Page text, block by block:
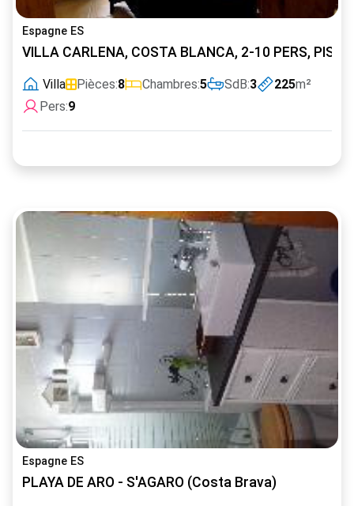
Espagne ES
VILLA CARLENA, COSTA BLANCA, 2-10 PERS,
Villa Pièces:8 Chambres:5 SdB:3 225m²
Pers:9
Espagne ES
PLAYA DE ARO - S'AGARO (Costa Brava)